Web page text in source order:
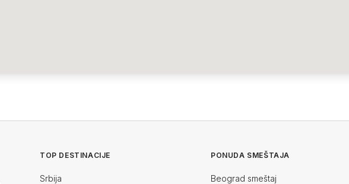
TOP DESTINACIJE
Srbija
PONUDA SMEŠTAJA
Beograd smeštaj